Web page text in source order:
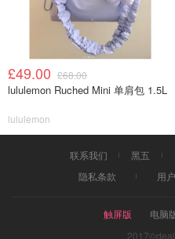
£49.00 £68.00
lululemon Ruched Mini 单肩包 1.5L
lululemon
联系我们 黑五
隐私条款
用
触屏版 电脑